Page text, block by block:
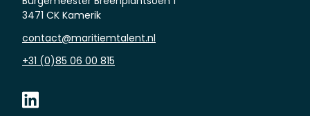
3471 CK Kamerik
contact@maritiemtalent.nl
+31 (0)85 06 00 815